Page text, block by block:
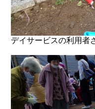
デイサービスの利用者